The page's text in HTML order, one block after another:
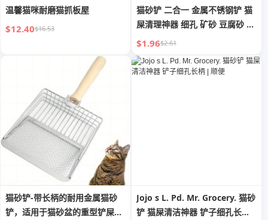
温馨猫咪耐磨猫抓板屋
$12.40$16.53
猫砂铲 二合一 金属不锈钢铲 猫
屎清理神器 细孔 矿砂 豆腐砂 猫
砂专用刮板
$1.96$2.61
猫砂铲-带长柄的耐用金属猫砂
铲，适用于猫砂盆的重型铲屎
Jojo s L. Pd. Mr. Grocery. 猫砂
铲 猫屎清洁神器 铲子细孔长柄